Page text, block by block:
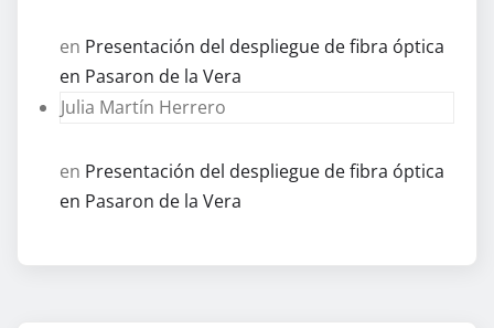
en Presentación del despliegue de fibra óptica
en Pasaron de la Vera
Julia Martín Herrero
en Presentación del despliegue de fibra óptica
en Pasaron de la Vera